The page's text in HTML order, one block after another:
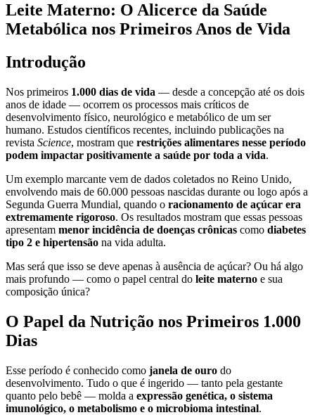
Leite Materno: O Alicerce da Saúde
Metabólica nos Primeiros Anos de Vida
Introdução
Nos primeiros 1.000 dias de vida — desde a concepção até os dois
anos de idade — ocorrem os processos mais críticos de
desenvolvimento físico, neurológico e metabólico de um ser
humano. Estudos científicos recentes, incluindo publicações na
revista Science, mostram que restrições alimentares nesse período
podem impactar positivamente a saúde por toda a vida.
Um exemplo marcante vem de dados coletados no Reino Unido,
envolvendo mais de 60.000 pessoas nascidas durante ou logo após a
Segunda Guerra Mundial, quando o racionamento de açúcar era
extremamente rigoroso. Os resultados mostram que essas pessoas
apresentam menor incidência de doenças crônicas como diabetes
tipo 2 e hipertensão na vida adulta.
Mas será que isso se deve apenas à ausência de açúcar? Ou há algo
mais profundo — como o papel central do leite materno e sua
composição única?
O Papel da Nutrição nos Primeiros 1.000
Dias
Esse período é conhecido como janela de ouro do
desenvolvimento. Tudo o que é ingerido — tanto pela gestante
quanto pelo bebê — molda a expressão genética, o sistema
imunológico, o metabolismo e o microbioma intestinal.